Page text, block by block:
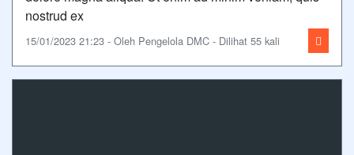
nostrud ex
15/01/2023 21:23 - Oleh Pengelola DMC - Dilihat 55 kali